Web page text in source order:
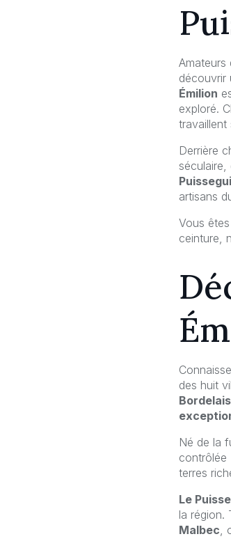
découvrir
Émilion
exploré.
travaillent
Derrière
artisans
Vous
ceinture,
des huit
Bordelais
Né de la
contrôlée
terres
Le
la région.
Malbec